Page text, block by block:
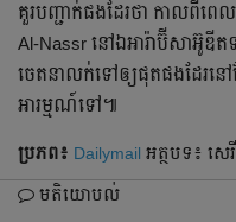
គួរ​បញ្ជាក់​ផង​ដែរ​ថា​ កាល​ពី​ពេល​
Al-Nassr នៅ​ឯ​អារ៉ាប៊ីសាអ៊ូឌី
ចេតនា​លក់​ទៅ​ឲ្យ​ផុត​ផង​ដែរ​នៅ​ខ
អារម្មណ៍​ទៅ​៕
ប្រភព៖ Dailymail អត្ថបទ៖ សេ
មតិយោបល់